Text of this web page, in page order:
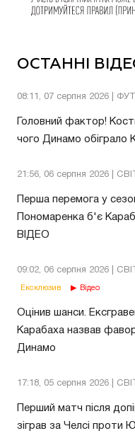
ОСТАННІ
08:11, 07 серпня 2026 |
Головний фактор!
чого Динамо обіграло
21:56, 06 серпня 2026 |
Перша перемога у
Пономаренка б'є
ВІДЕО
09:02, 06 серпня 2026 |
Ексклюзив Відео
Оцінив шанси.
Карабаха назвав
Динамо
17:18, 05 серпня 2026 |
Перший матч після
зіграв за Челсі проти